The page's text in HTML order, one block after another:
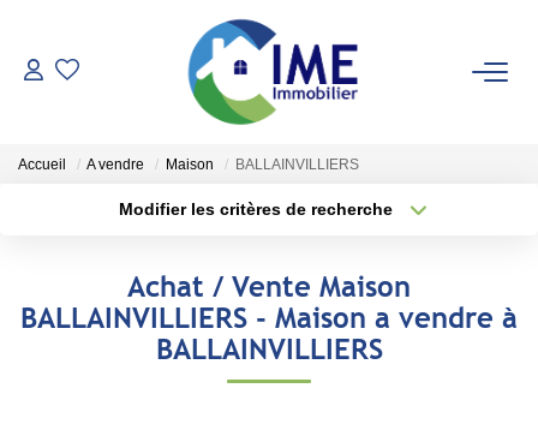
ACHETER
Faire Gérer
Conciergerie
Accueil A vendre Maison BALLAINVILLIERS
Modifier les critères de recherche
Sélectionnez...
Surface min
Achat / Vente Maison
BALLAINVILLIERS - Maison a vendre à
BALLAINVILLIERS